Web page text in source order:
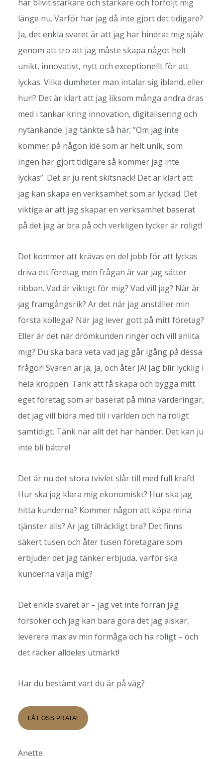
har blivit starkare och starkare och förföljt mig
länge nu. Varför har jag då inte gjort det tidigare?
Ja, det enkla svaret är att jag har hindrat mig själv
genom att tro att jag måste skapa något helt
unikt, innovativt, nytt och exceptionellt för att
lyckas. Vilka dumheter man intalar sig ibland, eller
hur!? Det är klart att jag liksom många andra dras
med i tankar kring innovation, digitalisering och
nytänkande. Jag tänkte så här; ”Om jag inte
kommer på någon idé som är helt unik, som
ingen har gjort tidigare så kommer jag inte
lyckas”. Det är ju rent skitsnack! Det är klart att
jag kan skapa en verksamhet som är lyckad. Det
viktiga är att jag skapar en verksamhet baserat
på det jag är bra på och verkligen tycker är roligt!
Det kommer att krävas en del jobb för att lyckas
driva ett företag men frågan är var jag sätter
ribban. Vad är viktigt för mig? Vad vill jag? När är
jag framgångsrik? Är det när jag anställer min
första kollega? När jag lever gott på mitt företag?
Eller är det när drömkunden ringer och vill anlita
mig? Du ska bara veta vad jag går igång på dessa
frågor! Svaren är ja, ja, och åter JA! Jag blir lycklig i
hela kroppen. Tänk att få skapa och bygga mitt
eget företag som är baserat på mina värderingar,
det jag vill bidra med till i världen och ha roligt
samtidigt. Tänk när allt det här händer. Det kan ju
inte bli bättre!
Det är nu det stora tvivlet slår till med full kraft!
Hur ska jag klara mig ekonomiskt? Hur ska jag
hitta kunderna? Kommer någon att köpa mina
tjänster alls? Är jag tillräckligt bra? Det finns
säkert tusen och åter tusen företagare som
erbjuder det jag tänker erbjuda, varför ska
kunderna välja mig?
Det enkla svaret är – jag vet inte förrän jag
försöker och jag kan bara göra det jag älskar,
leverera max av min förmåga och ha roligt – och
det räcker alldeles utmärkt!
Har du bestämt vart du är på väg?
LÅT OSS PRATA!
Anette